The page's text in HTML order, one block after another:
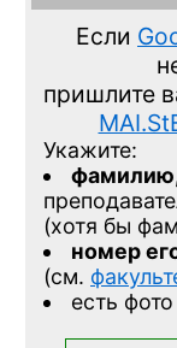
Если
пришлите
Укажите:
фамилию,
(хотя бы
номер
(см.
есть